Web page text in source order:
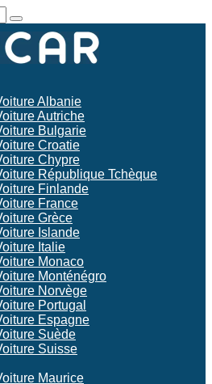
Albanie
Autriche
Bulgarie
Croatie
Chypre
République Tchèque
Finlande
France
Grèce
Islande
Italie
Monaco
Monténégro
Norvège
Portugal
Espagne
Suède
Suisse
Maurice